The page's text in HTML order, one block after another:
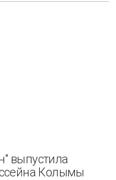
выпустила
Колымы